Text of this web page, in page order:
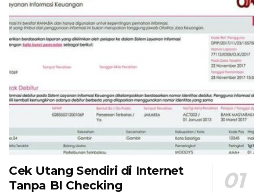
Cek Utang Sendiri di Internet
Tanpa BI Checking